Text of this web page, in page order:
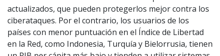
actualizados, que pueden protegerlos mejor contra los
ciberataques. Por el contrario, los usuarios de los
países con menor puntuación en el Índice de Libertad
en la Red, como Indonesia, Turquía y Bielorrusia, tienen